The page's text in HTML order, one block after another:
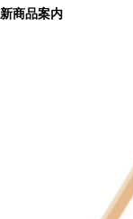
新商品案内